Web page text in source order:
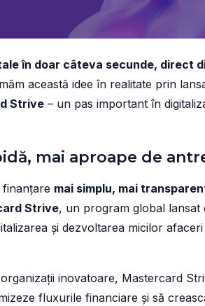
în doar câteva secunde, direct
această idee în realitate prin
Strive – un pas important în
mai aproape de
mai simplu, mai
Strive, un program global lansat
și dezvoltarea micilor
inovatoare, Mastercard
fluxurile financiare și să